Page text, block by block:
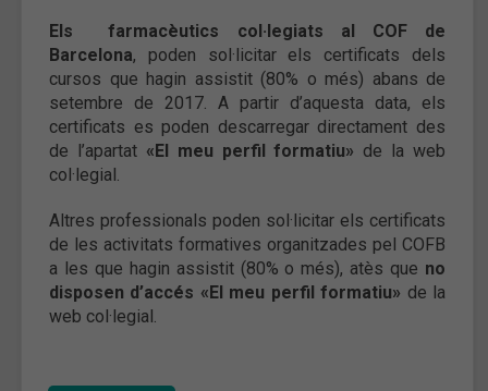
Els farmacèutics col·legiats al COF de
Barcelona, poden sol·licitar els certificats dels
cursos que hagin assistit (80% o més) abans de
setembre de 2017. A partir d’aquesta data, els
certificats es poden descarregar directament des
de l’apartat «El meu perfil formatiu» de la web
col·legial.
Altres professionals poden sol·licitar els certificats
de les activitats formatives organitzades pel COFB
a les que hagin assistit (80% o més), atès que no
disposen d’accés «El meu perfil formatiu» de la
web col·legial.